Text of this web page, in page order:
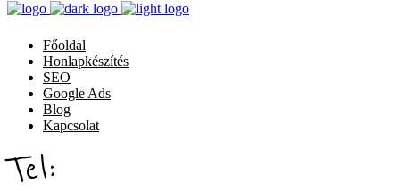
Főoldal
Honlapkészítés
SEO
Google Ads
Blog
Kapcsolat
Tel: